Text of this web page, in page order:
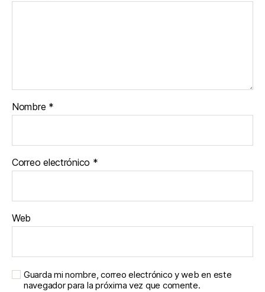
Nombre *
Correo electrónico *
Web
Guarda mi nombre, correo electrónico y web en este
navegador para la próxima vez que comente.